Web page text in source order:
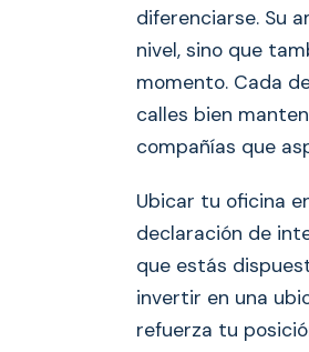
diferenciarse. Su
nivel, sino que
momento. Cada
calles bien
compañías que
Ubicar tu oficina
declaración de
que estás
invertir en una
refuerza tu